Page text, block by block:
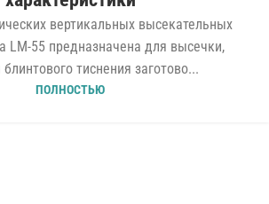
вертикальных высекательных
LM-55 предназначена для высечки,
тиснения заготово...
ПОЛНОСТЬЮ